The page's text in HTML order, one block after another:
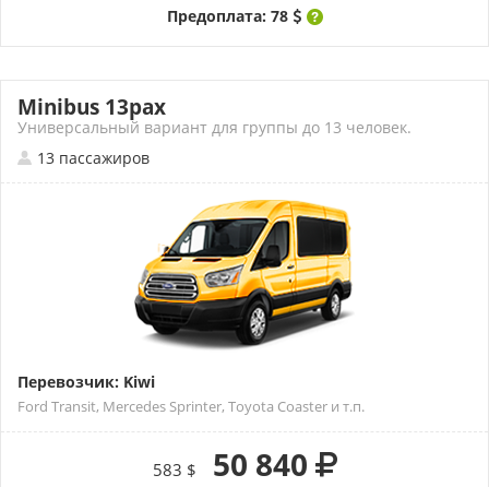
Предоплата: 78
Minibus 13pax
Универсальный вариант для группы до 13 человек.
13 пассажиров
Перевозчик: Kiwi
Ford Transit, Mercedes Sprinter, Toyota Coaster и т.п.
583 $ 50 840